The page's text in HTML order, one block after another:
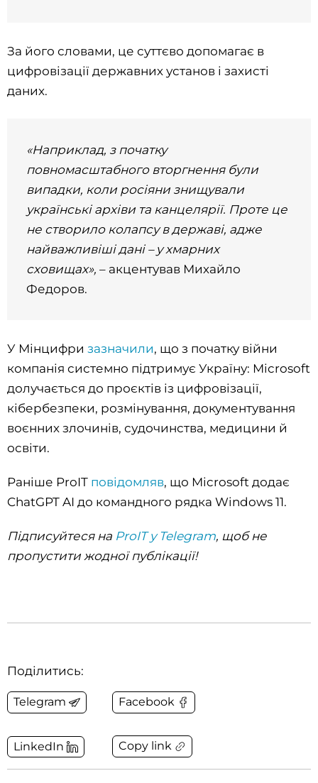
За його словами, це суттєво допомагає в
цифровізації державних установ і захисті
даних.
«Наприклад, з початку
повномасштабного вторгнення були
випадки, коли росіяни знищували
українські архіви та канцелярії. Проте це
не створило колапсу в державі, адже
найважливіші дані – у хмарних
сховищах», – акцентував Михайло
Федоров.
У Мінцифри зазначили, що з початку війни
компанія системно підтримує Україну: Microsoft
долучається до проєктів із цифровізації,
кібербезпеки, розмінування, документування
воєнних злочинів, судочинства, медицини й
освіти.
Раніше ProIT повідомляв, що Microsoft додає
ChatGPT AI до командного рядка Windows 11.
Підписуйтеся на ProIT у Telegram, щоб не
пропустити жодної публікації!
Поділитись:
Telegram Facebook
LinkedIn Copy link